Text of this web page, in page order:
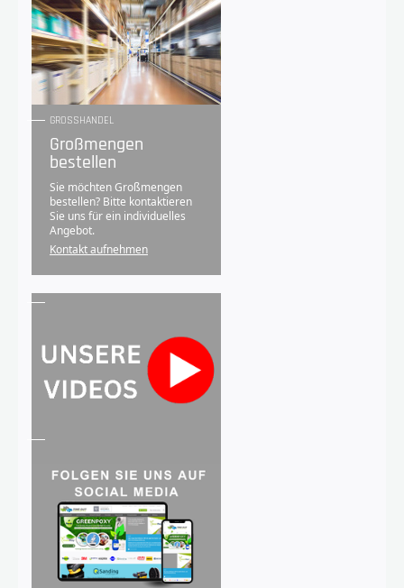
GROSSHANDEL
Großmengen
bestellen
Sie möchten Großmengen
bestellen? Bitte kontaktieren
Sie uns für ein individuelles
Angebot.
Kontakt aufnehmen